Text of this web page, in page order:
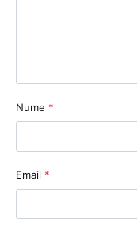
Nume *
Email *